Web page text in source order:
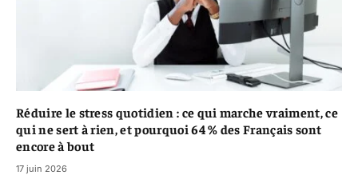
Réduire le stress quotidien : ce qui marche vraiment, ce
qui ne sert à rien, et pourquoi 64 % des Français sont
encore à bout
17 juin 2026